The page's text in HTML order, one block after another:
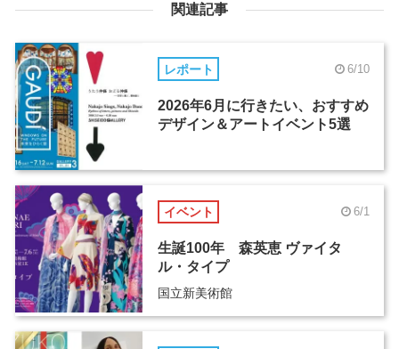
関連記事
レポート 6/10
2026年6月に行きたい、おすすめ
デザイン＆アートイベント5選
イベント 6/1
生誕100年 森英恵 ヴァイタ
ル・タイプ
国立新美術館